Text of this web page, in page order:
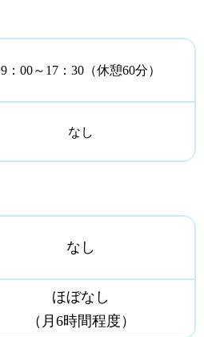
9：00～17：30（休憩60分）
なし
なし
ほぼなし
（月6時間程度）